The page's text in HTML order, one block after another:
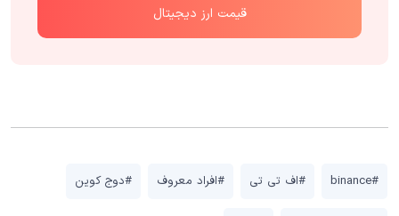
قیمت ارز دیجیتال
#binance #اف تی تی #افراد معروف #دوج کوین